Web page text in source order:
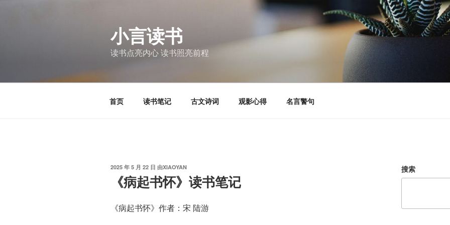
小言读书
读书点亮内心 读书照亮前程
首页 读书笔记 古文诗词 观影心得 名言警句
发
2025 年 5 月 22 日 由XIAOYAN
《病起书怀》读书笔记
《病起书怀》作者：宋 陆游
搜索